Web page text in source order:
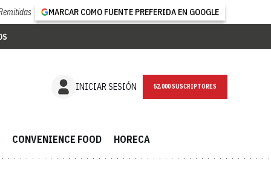
MARCAR COMO FUENTE PREFERIDA EN GOOGLE
INICIAR SESIÓN NEWSLETTER
CONVENIENCE FOOD HORECA